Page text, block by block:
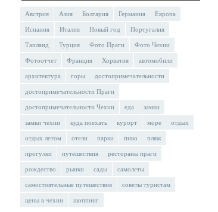
Австрия Азия Болгария Германия Европа
Испания Италия Новый год Португалия
Таиланд Турция Фото Праги Фото Чехии
Фотоотчет Франция Хорватия автомобили
архитектура горы достопримечательности
достопримечательности Праги
достопримечательности Чехии еда замки
замки чехии куда поехать курорт море отдых
отдых летом отели парки пиво пляж
прогулки путешествия рестораны праги
рождество рынки сады самолеты
самостоятельные путешествия советы туристам
цены в чехии шоппинг